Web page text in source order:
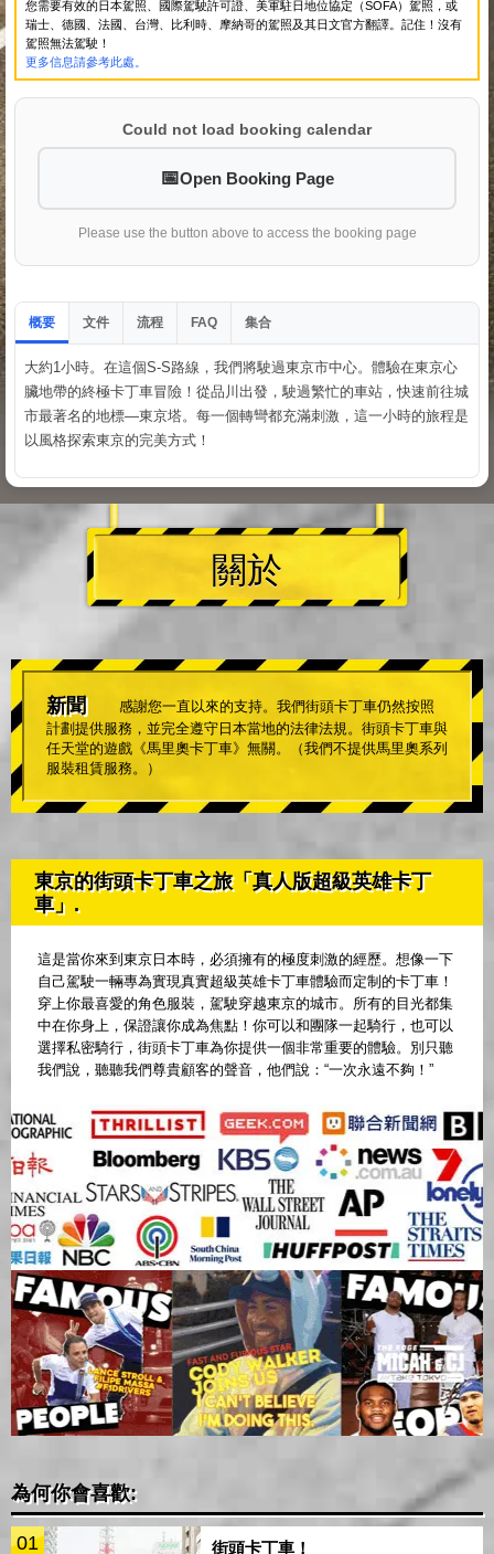
您需要有效的日本駕照、國際駕駛許可證、美軍駐日地位協定（SOFA）駕照，或
瑞士、德國、法國、台灣、比利時、摩納哥的駕照及其日文官方翻譯。記住！沒有
駕照無法駕駛！
更多信息請參考此處。
Could not load booking calendar
Open Booking Page
Please use the button above to access the booking page
概要 文件 流程 FAQ 集合
大約1小時。在這個S-S路線，我們將駛過東京市中心。體驗在東京心
臟地帶的終極卡丁車冒險！從品川出發，駛過繁忙的車站，快速前往城
市最著名的地標—東京塔。每一個轉彎都充滿刺激，這一小時的旅程是
以風格探索東京的完美方式！
關於
新聞
感謝您一直以來的支持。我們街頭卡丁車仍然按照
計劃提供服務，並完全遵守日本當地的法律法規。街頭卡丁車與
任天堂的遊戲《馬里奧卡丁車》無關。（我們不提供馬里奧系列
服裝租賃服務。）
東京的街頭卡丁車之旅「真人版超級英雄卡丁
車」.
這是當你來到東京日本時，必須擁有的極度刺激的經歷。想像一下
自己駕駛一輛專為實現真實超級英雄卡丁車體驗而定制的卡丁車！
穿上你最喜愛的角色服裝，駕駛穿越東京的城市。所有的目光都集
中在你身上，保證讓你成為焦點！你可以和團隊一起騎行，也可以
選擇私密騎行，街頭卡丁車為你提供一個非常重要的體驗。別只聽
我們說，聽聽我們尊貴顧客的聲音，他們說：“一次永遠不夠！”
為何你會喜歡:
01 街頭卡丁車！